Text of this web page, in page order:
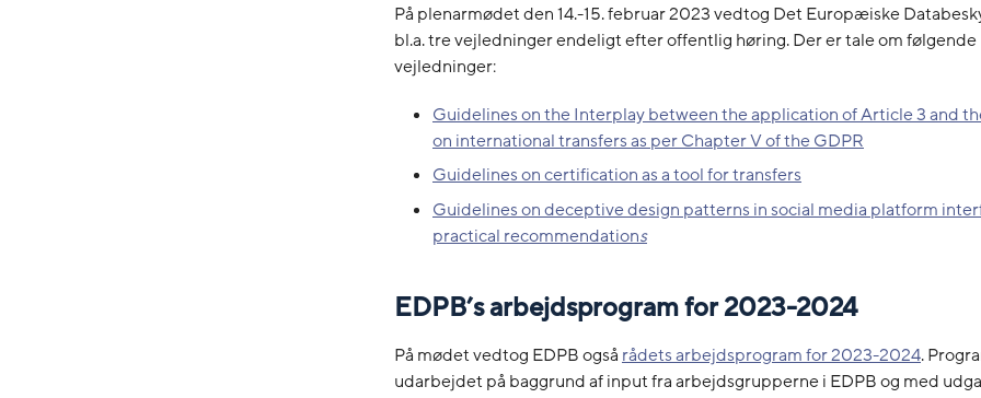
På plenarmødet den 14.-15. februar 2023 vedtog Det Europæiske
bl.a. tre vejledninger endeligt efter offentlig høring. Der er tale om følgende
vejledninger:
Guidelines on the Interplay between the application of Article 3 and
on international transfers as per Chapter V of the GDPR
Guidelines on certification as a tool for transfers
Guidelines on deceptive design patterns in social media platform
practical recommendations
EDPB’s arbejdsprogram for 2023-2024
På mødet vedtog EDPB også rådets arbejdsprogram for 2023-2024.
udarbejdet på baggrund af input fra arbejdsgrupperne i EDPB og med